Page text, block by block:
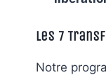
Les 7
Notre